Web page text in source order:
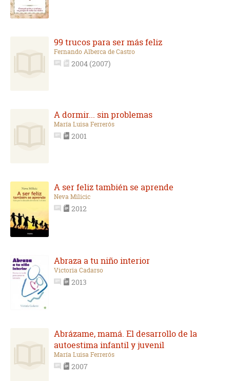
99 trucos para ser más feliz
Fernando Alberca de Castro
2004 (2007)
A dormir... sin problemas
María Luisa Ferrerós
2001
A ser feliz también se aprende
Neva Milicic
2012
Abraza a tu niño interior
Victoria Cadarso
2013
Abrázame, mamá. El desarrollo de la
autoestima infantil y juvenil
María Luisa Ferrerós
2007